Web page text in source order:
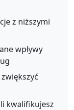
z niższymi
wpływy
kwalifikujesz